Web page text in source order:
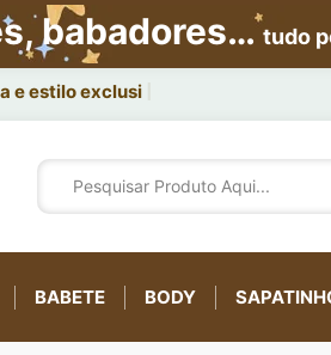
babadores…tudo
estilo exclusivo.
BABETE BODY